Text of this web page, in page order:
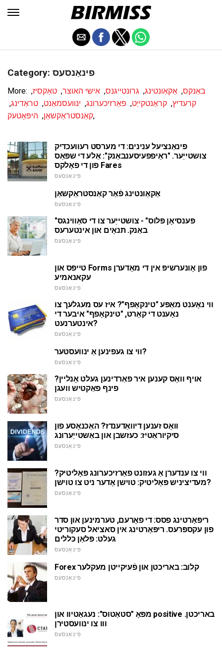
Category: פינאַנסעס
More: באַנקס, אַקאַונטינג, גרונטייגנס, אישי האוצר, טאַקסיז,
קרעדיץ, קראַנטקייַט, פאַרזיכערונג, ינוועסמאַנט, טראַדינג,
קאַנסטראַקשאַן, היפּאָטעק ,
פינאַנציעל ענינים: די מערסט רעוועכדיק
צושטייַער. "ראַיפפעיסענבאַנק": אַלע די שפּאַס
פון די פאָלקס Fares
פינאַנסעס
אַקאַונטינג פֿאַר קאַנסטראַקשאַן
פינאַנסעס
"פּענסיאָן פּלוס" - צושטייַער צו די סאַווינגס
באַנק. תּנאָים און אינטערעס
פינאַנסעס
טייפּס און Forms פון אָונערשיפּ אין די מאָדערן
עקאנאמיע
פינאַנסעס
ווי נאָענט מאַפּע "טינקאָפף"? איז עס מעגלעך צו
נאָענט די קאָרט, "טינקאָפף" איבער די
אינטערנעט?
פינאַנסעס
ווי צו געפינען אַ ינוועסטער?
פינאַנסעס
אויף וואָס קענען איר פאַרדינען געלט אָנליין?
פינף פאַקטיש וועגן
פינאַנסעס
וואָס זענען דיוואַדענדז? האַכנאָסע פון
סיקיוראַטיז: כעזשבן און באַשטייַערונג
פינאַנסעס
ווי צו ענדערן אַ געזונט פאַרזיכערונג פּאָליטיק?
מעדיציניש פּאָליטיק: טוישן אָדער ניט צו טוישן?
פינאַנסעס
ריפּאָרטינג פסס: די פאָרעם, טערמינען און סדר
פון עקספּרעס. ריפּאָרטינג אין סאציאל סעקוריטי
געלט: פּלאַן כּללים
פינאַנסעס
Forex קלוב: באריכטן און פֿעיִקייטן מעקלער
פינאַנסעס
מפּאָ "סטאַטוס": נעגאַטיוו און positive באריכטן.
ווו צו ינוועסטירן
פינאַנסעס